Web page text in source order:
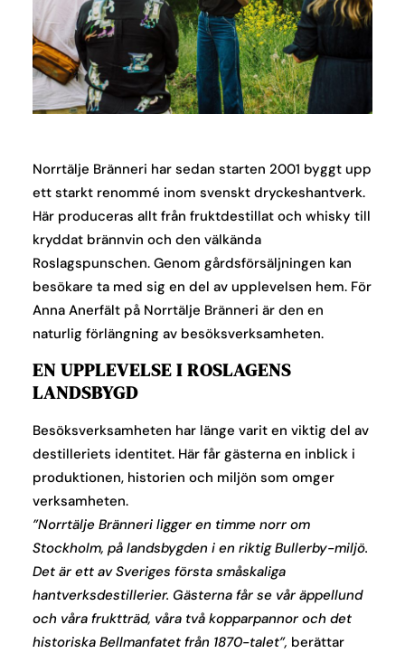
Norrtälje Bränneri har sedan starten 2001 byggt upp
ett starkt renommé inom svenskt dryckeshantverk.
Här produceras allt från fruktdestillat och whisky till
kryddat brännvin och den välkända
Roslagspunschen. Genom gårdsförsäljningen kan
besökare ta med sig en del av upplevelsen hem. För
Anna Anerfält på Norrtälje Bränneri är den en
naturlig förlängning av besöksverksamheten.
EN UPPLEVELSE I ROSLAGENS
LANDSBYGD
Besöksverksamheten har länge varit en viktig del av
destilleriets identitet. Här får gästerna en inblick i
produktionen, historien och miljön som omger
verksamheten.
”Norrtälje Bränneri ligger en timme norr om
Stockholm, på landsbygden i en riktig Bullerby-miljö.
Det är ett av Sveriges första småskaliga
hantverksdestillerier. Gästerna får se vår äppellund
och våra fruktträd, våra två kopparpannor och det
historiska Bellmanfatet från 1870-talet”, berättar